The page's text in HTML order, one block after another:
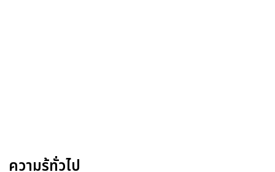
ความรู้ทั่วไป